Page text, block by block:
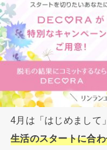
4月は「はじめまして
生活のスタートに合